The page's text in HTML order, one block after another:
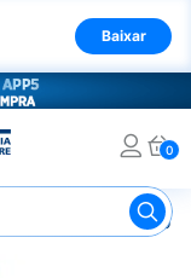
Baixar
0
Ração